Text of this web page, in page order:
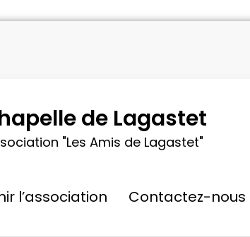
de Lagastet
"Les Amis de Lagastet"
l’association Contactez-nous